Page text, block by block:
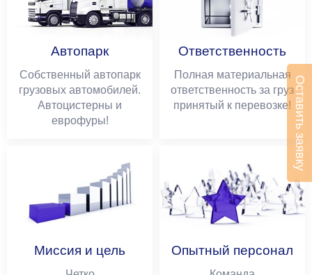
Автопарк
Собственный автопарк
грузовых автомобилей.
Автоцистерны и
еврофуры!
Ответственность
Полная материальная
ответственность за груз
принятый к перевозке!
Миссия и цель Опытный персонал
Оставить заявку